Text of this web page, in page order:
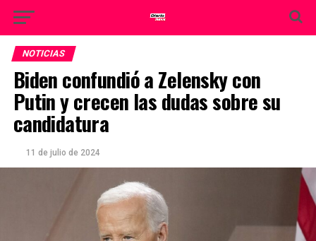
NOTICIAS
Biden confundió a Zelensky con
Putin y crecen las dudas sobre su
candidatura
11 de julio de 2024